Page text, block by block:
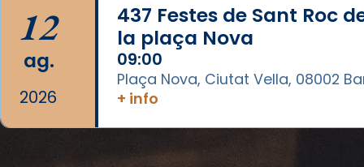
papa-viaje-espana-testimoni...
Photo
View on Facebook · Share
12
ag.
2026
437 Festes de Sant Roc
la plaça Nova
09:00
Plaça Nova, Ciutat Vella, 08002
+ info